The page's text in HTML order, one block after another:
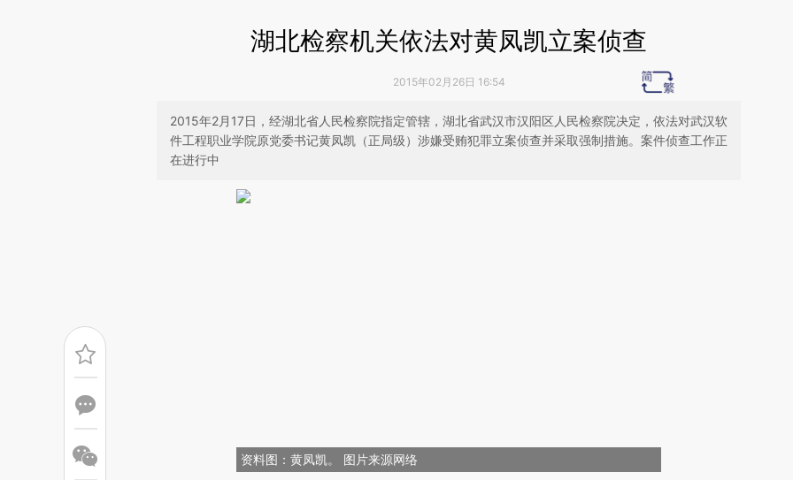
湖北检察机关依法对黄凤凯立案侦查
2015年02月26日 16:54
2015年2月17日，经湖北省人民检察院指定管辖，湖北省武汉市汉阳区人民检察院决定，依法对武汉软
件工程职业学院原党委书记黄凤凯（正局级）涉嫌受贿犯罪立案侦查并采取强制措施。案件侦查工作正
在进行中
资料图：黄凤凯。 图片来源网络